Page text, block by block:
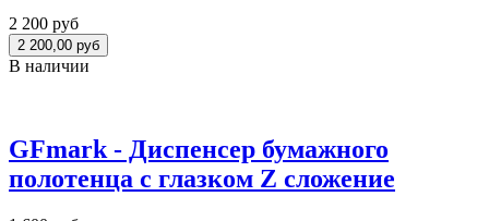
2 200 руб
В наличии
GFmark - Диспенсер бумажного
полотенца с глазком Z сложение